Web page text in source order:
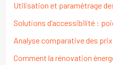
Utilisation et paramétrage
Solutions d’accessibilité :
Analyse comparative des
Comment la rénovation